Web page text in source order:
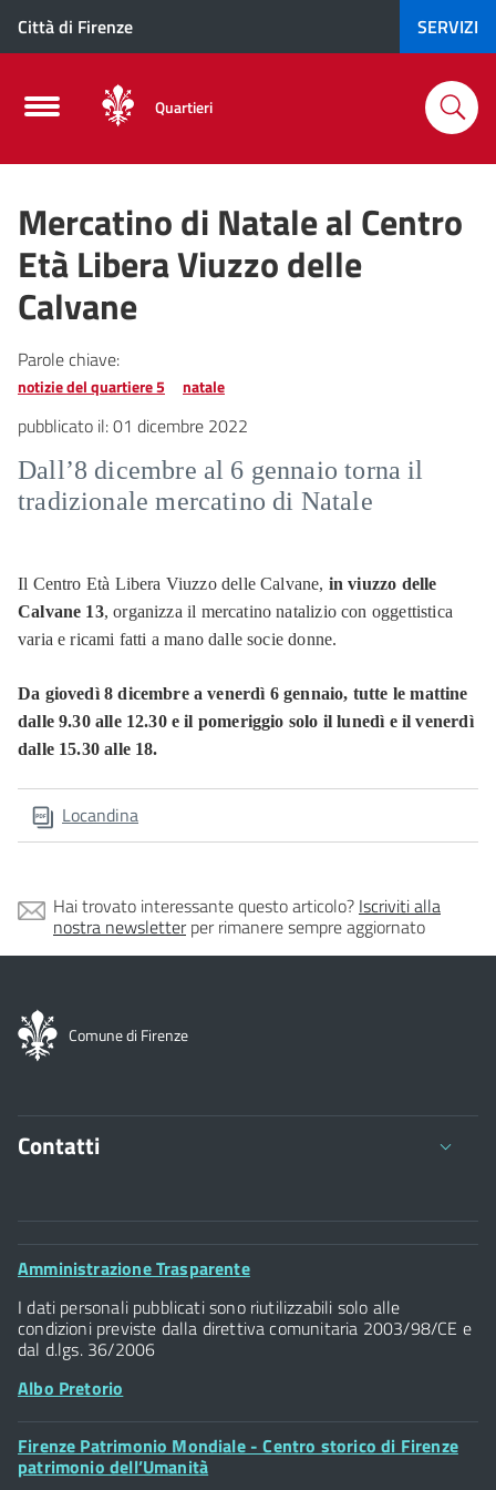
Città di Firenze SERVIZI
Quartieri
Mercatino di Natale al Centro
Età Libera Viuzzo delle
Calvane
Parole chiave:
notizie del quartiere 5 natale
pubblicato il:01 dicembre 2022
Dall’8 dicembre al 6 gennaio torna il
tradizionale mercatino di Natale
Il Centro Età Libera Viuzzo delle Calvane, in viuzzo delle
Calvane 13, organizza il mercatino natalizio con oggettistica
varia e ricami fatti a mano dalle socie donne.
Da giovedì 8 dicembre a venerdì 6 gennaio, tutte le mattine
dalle 9.30 alle 12.30 e il pomeriggio solo il lunedì e il venerdì
dalle 15.30 alle 18.
Locandina
Hai trovato interessante questo articolo? Iscriviti alla
nostra newsletterper rimanere sempre aggiornato
Comune di Firenze
Contatti
Comune di Firenze
Palazzo Vecchio
Piazza della Signoria - 50122, Firenze
P.IVA 01307110484
Posta Elettronica Certificata
Footer
Amministrazione Trasparente
I dati personali pubblicati sono riutilizzabili solo alle
condizioni previste dalla direttiva comunitaria 2003/98/CE e
dal d.lgs. 36/2006
Albo Pretorio
Footer
Widget
Firenze Patrimonio Mondiale - Centro storico di Firenze
patrimonio dell’Umanità